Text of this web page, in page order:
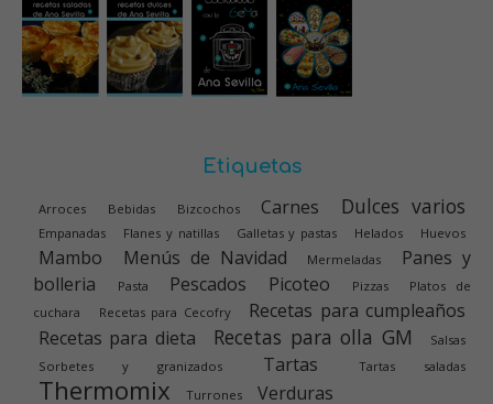
Etiquetas
Arroces Bebidas Bizcochos Carnes Dulces varios
Empanadas Flanes y natillas Galletas y pastas Helados Huevos
Mambo Menús de Navidad Mermeladas
Panes y
bolleria
Pasta Pescados Picoteo Pizzas
Platos de
cuchara
Recetas para Cecofry
Recetas para cumpleaños
Recetas para dieta
Recetas para olla GM
Salsas
Sorbetes y granizados
Tartas Tartas saladas
Thermomix Turrones Verduras